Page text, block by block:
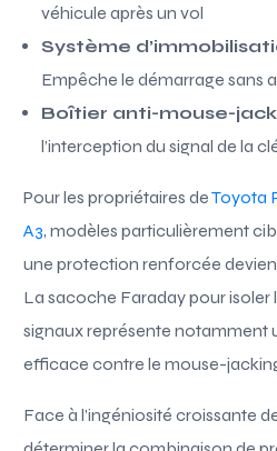
véhicule après un vol
Système
Empêche le démarrage sans
Boîtier anti-mouse-
l’interception du signal de la
Pour les propriétaires deToyota
A3, modèles particulièrement
une protection renforcée
La sacoche Faraday pour isoler
signaux représente notamment
efficace contre le mouse-
Face à l’ingéniosité croissante